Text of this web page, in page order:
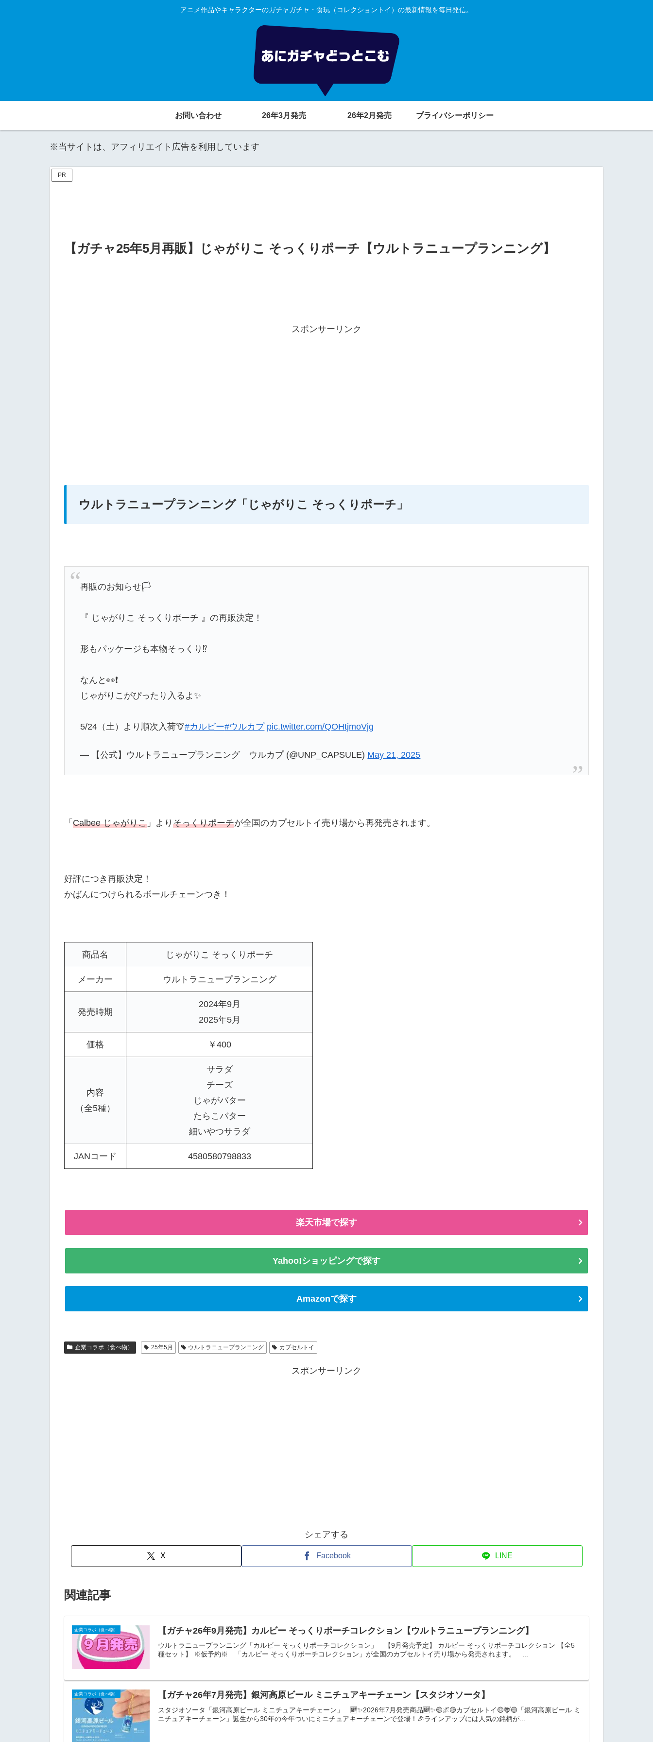
アニメ作品やキャラクターのガチャガチャ・食玩（コレクショントイ）の最新情報を毎日発信。
お問い合わせ 26年3月発売 26年2月発売 プライバシーポリシー
※当サイトは、アフィリエイト広告を利用しています
PR
【ガチャ25年5月再販】じゃがりこ そっくりポーチ【ウルトラニュープランニング】
スポンサーリンク
ウルトラニュープランニング「じゃがりこ そっくりポーチ」
再販のお知らせ🏳️
『 じゃがりこ そっくりポーチ 』の再販決定！
形もパッケージも本物そっくり⁉️
なんと👀❗️
じゃがりこがぴったり入るよ✨
5/24（土）より順次入荷🦒#カルビー#ウルカプ pic.twitter.com/QOHtjmoVjg
— 【公式】ウルトラニュープランニング ウルカプ (@UNP_CAPSULE) May 21, 2025
「 Calbee じゃがりこ 」より そっくりポーチが全国のカプセルトイ売り場から再発売されます。
好評につき再販決定！
かばんにつけられるボールチェーンつき！
商品名 じゃがりこ そっくりポーチ
メーカー ウルトラニュープランニング
発売時期
2024年9月
2025年5月
価格 ￥400
内容
（全5種）
サラダ
チーズ
じゃがバター
たらこバター
細いやつサラダ
JANコード 4580580798833
楽天市場で探す
Yahoo!ショッピングで探す
Amazonで探す
企業コラボ（食べ物） 25年5月 ウルトラニュープランニング カプセルトイ
スポンサーリンク
シェアする
X Facebook LINE
関連記事
企業コラボ（食べ物） 【ガチャ26年9月発売】カルビー そっくりポーチコレクション【ウルトラニュープランニング】
ウルトラニュープランニング「カルビー そっくりポーチコレクション」 【9月発売予定】 カルビー そっくりポーチコレクション 【全5
種セット】 ※仮予約※ 「カルビー そっくりポーチコレクション」が全国のカプセルトイ売り場から発売されます。 ...
企業コラボ（食べ物） 【ガチャ26年7月発売】銀河高原ビール ミニチュアキーチェーン【スタジオソータ】
スタジオソータ「銀河高原ビール ミニチュアキーチェーン」 🆕✨2026年7月発売商品🆕✨🟡🌌🟡カプセルトイ🟡🦌🟡「銀河高原ビール ミ
ニチュアキーチェーン」誕生から30年の今年ついにミニチュアキーチェーンで登場！🎉ラインアップには人気の銘柄が...